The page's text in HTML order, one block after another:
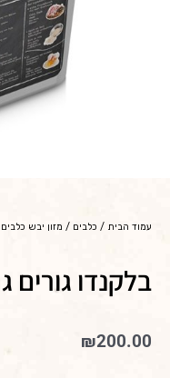
עמוד הבית / כלבים / מזון יבש כלבים
בלקנדו גורים
₪200.00